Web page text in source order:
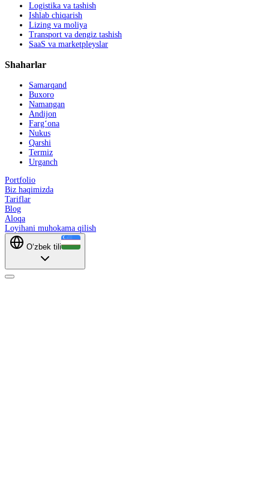
Logistika va tashish
Ishlab chiqarish
Lizing va moliya
Transport va dengiz tashish
SaaS va marketpleyslar
Shaharlar
Samarqand
Buxoro
Namangan
Andijon
Farg‘ona
Nukus
Qarshi
Termiz
Urganch
Portfolio
Biz haqimizda
Tariflar
Blog
Aloqa
Loyihani muhokama qilish
O‘zbek tili